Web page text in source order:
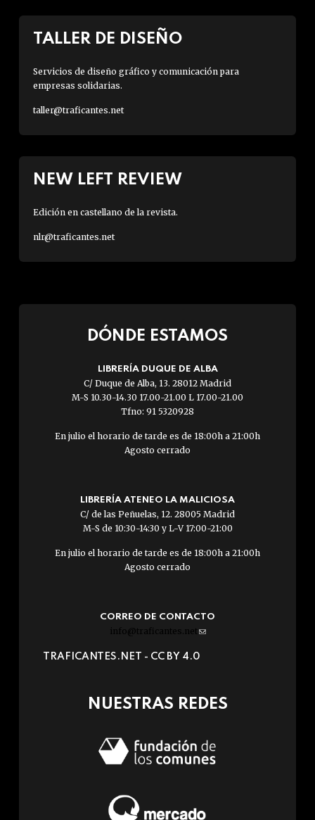
TALLER DE DISEÑO
Servicios de diseño gráfico y comunicación para
empresas solidarias.
taller@traficantes.net
NEW LEFT REVIEW
Edición en castellano de la revista.
nlr@traficantes.net
DÓNDE ESTAMOS
LIBRERÍA DUQUE DE ALBA
C/ Duque de Alba, 13. 28012 Madrid
M-S 10.30-14.30 17.00-21.00 L 17.00-21.00
Tfno: 91 5320928
En julio el horario de tarde es de 18:00h a 21:00h
Agosto cerrado
LIBRERÍA ATENEO LA MALICIOSA
C/ de las Peñuelas, 12. 28005 Madrid
M-S de 10:30-14:30 y L-V 17:00-21:00
En julio el horario de tarde es de 18:00h a 21:00h
Agosto cerrado
CORREO DE CONTACTO
info@traficantes.net (link
e-
TRAFICANTES.NET - CC BY 4.0
NUESTRAS REDES